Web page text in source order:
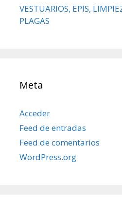
VESTUARIOS, EPIS,
PLAGAS
Meta
Acceder
Feed de entradas
Feed de comentarios
WordPress.org